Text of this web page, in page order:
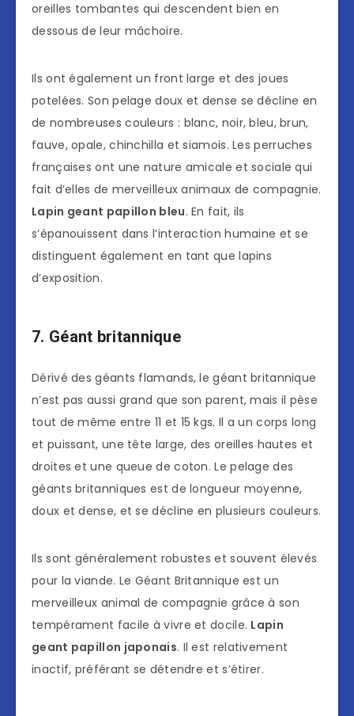
oreilles tombantes qui descendent bien en
dessous de leur mâchoire.
Ils ont également un front large et des joues
potelées. Son pelage doux et dense se décline en
de nombreuses couleurs : blanc, noir, bleu, brun,
fauve, opale, chinchilla et siamois. Les perruches
françaises ont une nature amicale et sociale qui
fait d’elles de merveilleux animaux de compagnie.
Lapin geant papillon bleu. En fait, ils
s’épanouissent dans l’interaction humaine et se
distinguent également en tant que lapins
d’exposition.
7. Géant britannique
Dérivé des géants flamands, le géant britannique
n’est pas aussi grand que son parent, mais il pèse
tout de même entre 11 et 15 kgs. Il a un corps long
et puissant, une tête large, des oreilles hautes et
droites et une queue de coton. Le pelage des
géants britanniques est de longueur moyenne,
doux et dense, et se décline en plusieurs couleurs.
Ils sont généralement robustes et souvent élevés
pour la viande. Le Géant Britannique est un
merveilleux animal de compagnie grâce à son
tempérament facile à vivre et docile. Lapin
geant papillon japonais. Il est relativement
inactif, préférant se détendre et s’étirer.